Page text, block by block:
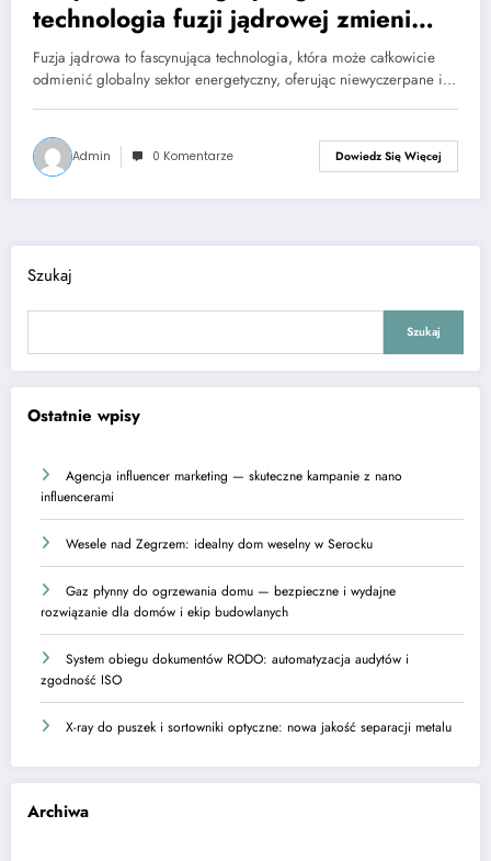
technologia fuzji jądrowej zmieni
świat
Fuzja jądrowa to fascynująca technologia, która może całkowicie
odmienić globalny sektor energetyczny, oferując niewyczerpane i…
Admin 0 Komentarze Dowiedz Się Więcej
Szukaj
Szukaj
Ostatnie wpisy
Agencja influencer marketing — skuteczne kampanie z nano
influencerami
Wesele nad Zegrzem: idealny dom weselny w Serocku
Gaz płynny do ogrzewania domu — bezpieczne i wydajne
rozwiązanie dla domów i ekip budowlanych
System obiegu dokumentów RODO: automatyzacja audytów i
zgodność ISO
X-ray do puszek i sortowniki optyczne: nowa jakość separacji metalu
Archiwa